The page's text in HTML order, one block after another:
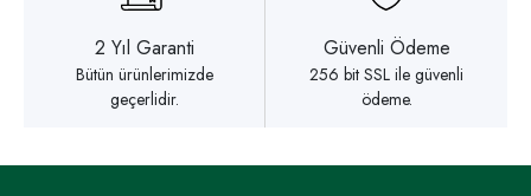
2 Yıl Garanti
Bütün ürünlerimizde
geçerlidir.
Güvenli Ödeme
256 bit SSL ile güvenli
ödeme.